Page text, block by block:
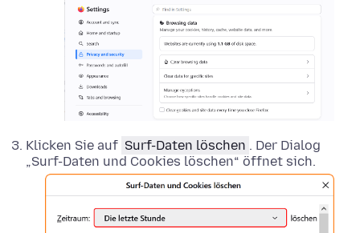
Klicken Sie auf Surf-Daten löschen . Der Dialog
„Surf-Daten und Cookies löschen“ öffnet sich.